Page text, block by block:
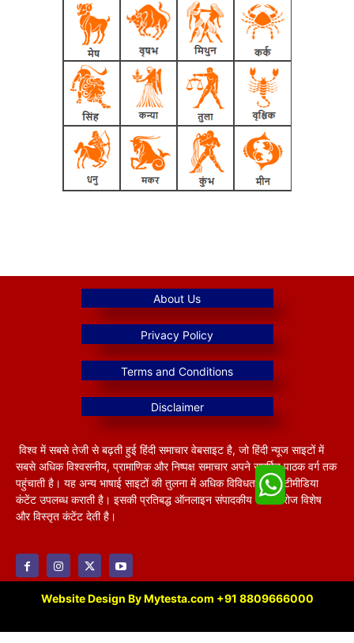
विश्व में सबसे तेजी से बढ़ती हुई हिंदी समाचार वेबसाइट है, जो हिंदी न्यूज साइटों में
सबसे अधिक विश्वसनीय, प्रामाणिक और निष्पक्ष समाचार अपने समर्पित पाठक वर्ग तक
पहुंचाती है। यह अन्य भाषाई साइटों की तुलना में अधिक विविधतापूर्ण मल्टीमीडिया
कंटेंट उपलब्ध कराती है। इसकी प्रतिबद्ध ऑनलाइन संपादकीय टीम हररोज विशेष
और विस्तृत कंटेंट देती है।
Website Design By Mytesta.com +91 8809666000